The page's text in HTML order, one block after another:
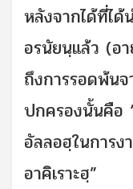
หลังจากได้ที่ได้
อรนัยนฺแล้ว (อ
ถึงการรอดพ้น
ปกครองนั้นคือ
อัลลอฮฺในการง
อาคิเราะฮฺ”